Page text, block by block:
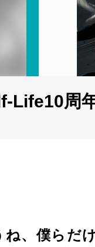
Life10周
ね、僕らだ